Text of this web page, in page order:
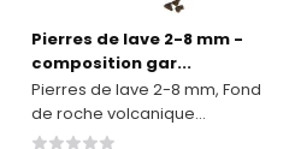
Pierres de lave 2-8 mm -
composition gar...
Pierres de lave 2-8 mm, Fond
de roche volcanique...